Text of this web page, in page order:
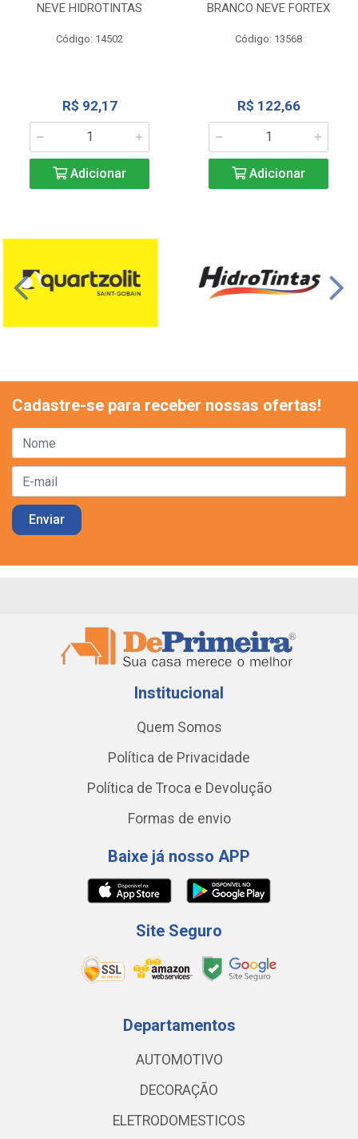
NEVE HIDROTINTAS
Código: 14502
R$ 92,17
Adicionar
BRANCO NEVE FORTEX
Código: 13568
R$ 122,66
Adicionar
Cadastre-se para receber nossas ofertas!
Institucional
Quem Somos
Política de Privacidade
Política de Troca e Devolução
Formas de envio
Baixe já nosso APP
Site Seguro
Departamentos
AUTOMOTIVO
DECORAÇÃO
ELETRODOMESTICOS